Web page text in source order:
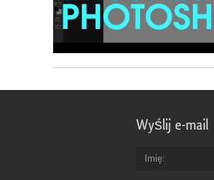
Wyślij e-mail
Imię